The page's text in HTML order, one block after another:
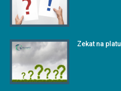
Zekat na platu